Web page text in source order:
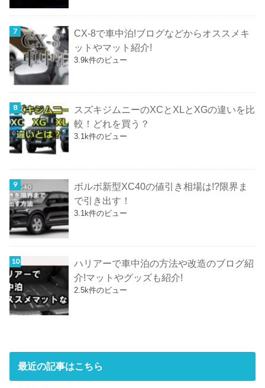
CX-8で車中泊!ブログなどからオススメキ
ットやマット紹介!
3.9k件のビュー
スズキジムニーのXCとXLとXGの違いを比
較！どれを買う？
3.1k件のビュー
ボルボ新型XC40の値引き相場は!?限界ま
で引き出す！
3.1k件のビュー
ハリアーで車中泊の方法や改造のブログ紹
介!マットやグッズも紹介!
2.5k件のビュー
最近の記事はこちら